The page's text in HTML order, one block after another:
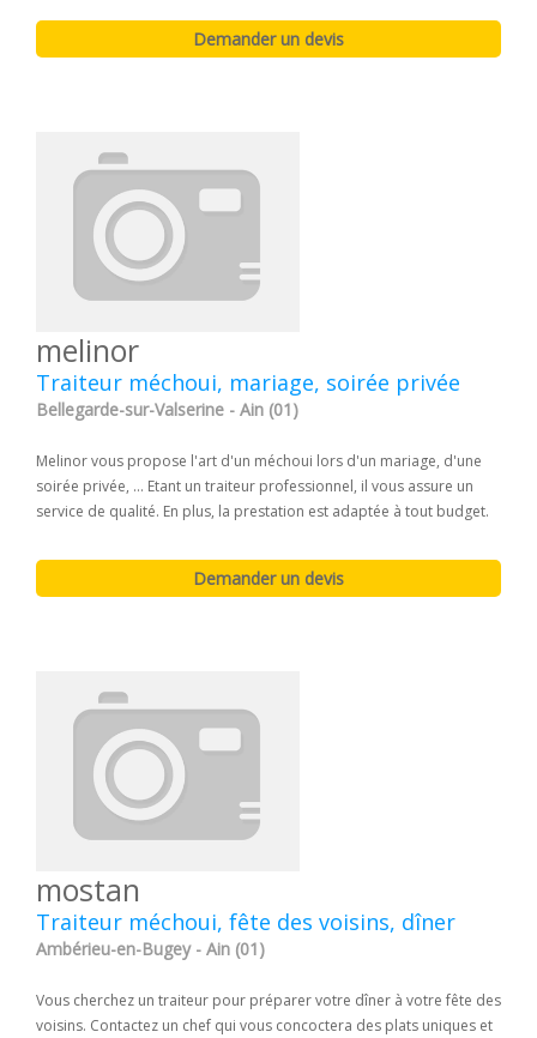
melinor
Traiteur méchoui, mariage, soirée privée
Bellegarde-sur-Valserine - Ain (01)
Melinor vous propose l'art d'un méchoui lors d'un mariage, d'une
soirée privée, ... Etant un traiteur professionnel, il vous assure un
service de qualité. En plus, la prestation est adaptée à tout budget.
mostan
Traiteur méchoui, fête des voisins, dîner
Ambérieu-en-Bugey - Ain (01)
Vous cherchez un traiteur pour préparer votre dîner à votre fête des
voisins. Contactez un chef qui vous concoctera des plats uniques et